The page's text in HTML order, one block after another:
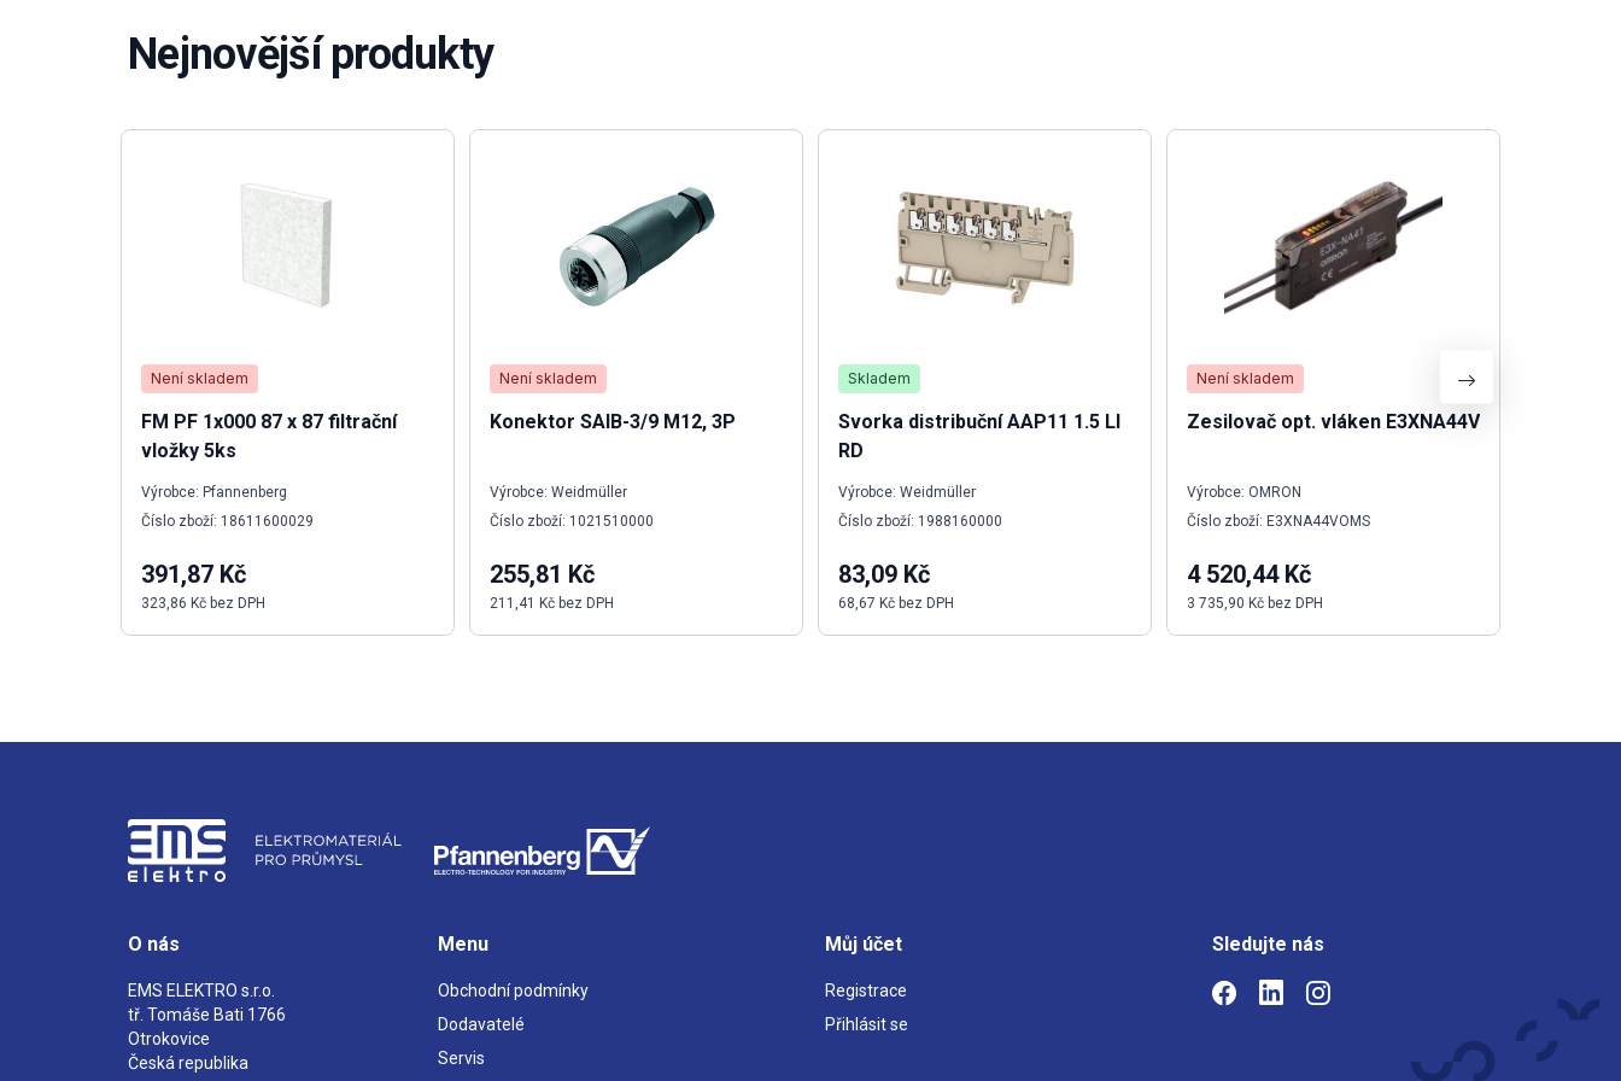
Nejnovější produkty
Není skladem
FM PF 1x000 87 x 87 filtrační
vložky 5ks
Výrobce: Pfannenberg
Číslo zboží: 18611600029
391,87 Kč
323,86 Kč bez DPH
Není skladem
Konektor SAIB-3/9 M12, 3P
Výrobce: Weidmüller
Číslo zboží: 1021510000
255,81 Kč
211,41 Kč bez DPH
Skladem
Svorka distribuční AAP11 1.5 LI
RD
Výrobce: Weidmüller
Číslo zboží: 1988160000
83,09 Kč
68,67 Kč bez DPH
Není skladem
Zesilovač opt. vláken E3XNA44V
Výrobce: OMRON
Číslo zboží: E3XNA44VOMS
4 520,44 Kč
3 735,90 Kč bez DPH
O nás
EMS ELEKTRO s.r.o.
tř. Tomáše Bati 1766
Otrokovice
Česká republika
Menu
Obchodní podmínky
Dodavatelé
Servis
Můj účet
Registrace
Přihlásit se
Sledujte nás